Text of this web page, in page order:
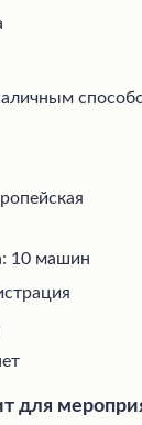
10 машин
для